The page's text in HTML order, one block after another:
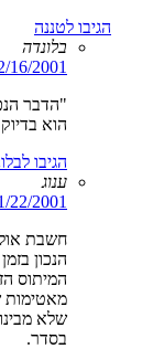
הגיבו לטננה
בלונדה
16/2001 22:09
"הדבר
הוא
הגיבו
ענוג
2001 14:32
חשבת
הנכון
המיתוס
מאטימות
שלא
בסדר.